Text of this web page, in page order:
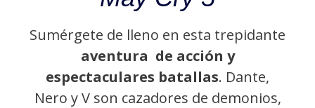
Sumérgete de lleno en esta trepidante
aventura de acción y
espectaculares batallas. Dante,
Nero y V son cazadores de demonios,